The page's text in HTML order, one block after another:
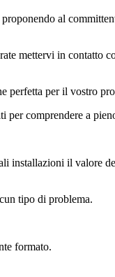
al
mettervi in contatto
perfetta per il vostro
per comprendere a
installazioni il valore
tipo di problema.
formato.